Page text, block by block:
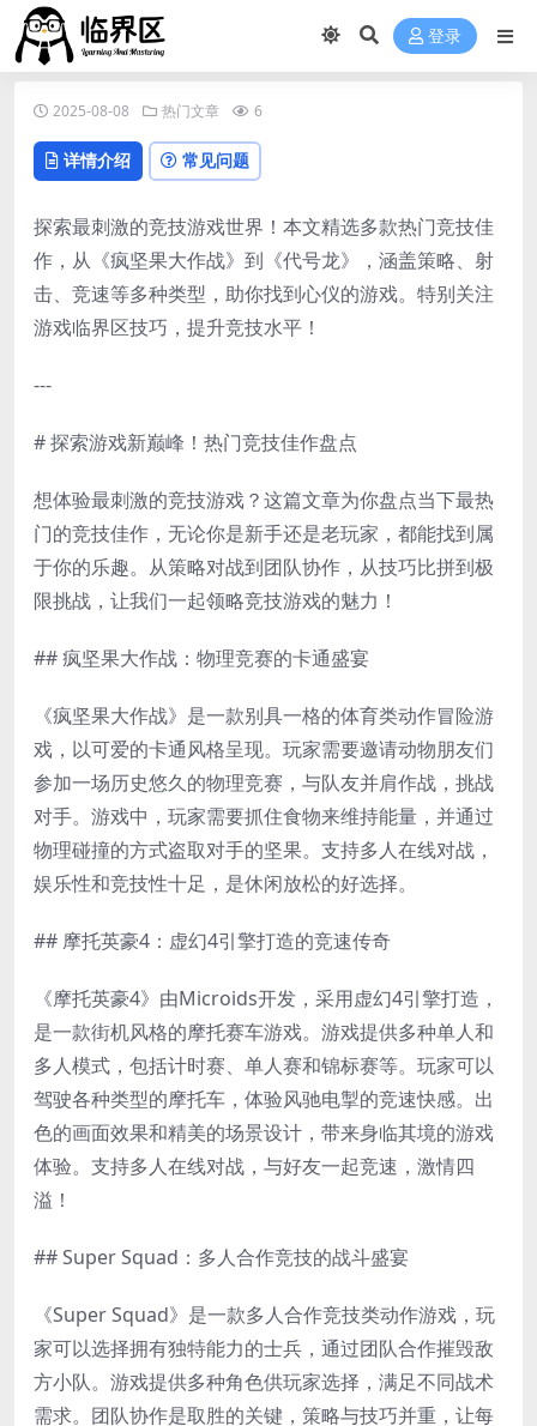
登录
2025-08-08 热门文章 6
详情介绍 常见问题
探索最刺激的竞技游戏世界！本文精选多款热门竞技佳
作，从《疯坚果大作战》到《代号龙》，涵盖策略、射
击、竞速等多种类型，助你找到心仪的游戏。特别关注
游戏临界区技巧，提升竞技水平！
---
# 探索游戏新巅峰！热门竞技佳作盘点
想体验最刺激的竞技游戏？这篇文章为你盘点当下最热
门的竞技佳作，无论你是新手还是老玩家，都能找到属
于你的乐趣。从策略对战到团队协作，从技巧比拼到极
限挑战，让我们一起领略竞技游戏的魅力！
## 疯坚果大作战：物理竞赛的卡通盛宴
《疯坚果大作战》是一款别具一格的体育类动作冒险游
戏，以可爱的卡通风格呈现。玩家需要邀请动物朋友们
参加一场历史悠久的物理竞赛，与队友并肩作战，挑战
对手。游戏中，玩家需要抓住食物来维持能量，并通过
物理碰撞的方式盗取对手的坚果。支持多人在线对战，
娱乐性和竞技性十足，是休闲放松的好选择。
## 摩托英豪4：虚幻4引擎打造的竞速传奇
《摩托英豪4》由Microids开发，采用虚幻4引擎打造，
是一款街机风格的摩托赛车游戏。游戏提供多种单人和
多人模式，包括计时赛、单人赛和锦标赛等。玩家可以
驾驶各种类型的摩托车，体验风驰电掣的竞速快感。出
色的画面效果和精美的场景设计，带来身临其境的游戏
体验。支持多人在线对战，与好友一起竞速，激情四
溢！
## Super Squad：多人合作竞技的战斗盛宴
《Super Squad》是一款多人合作竞技类动作游戏，玩
家可以选择拥有独特能力的士兵，通过团队合作摧毁敌
方小队。游戏提供多种角色供玩家选择，满足不同战术
需求。团队协作是取胜的关键，策略与技巧并重，让每